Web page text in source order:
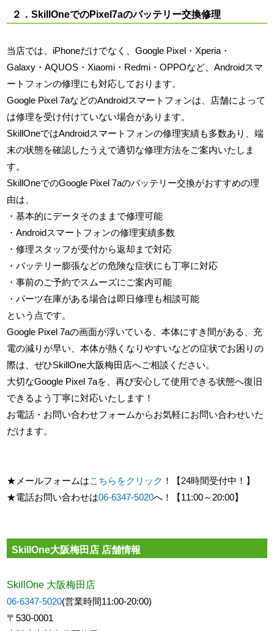
２．SkillOneでのPixel7aのバッテリー交換修理
当店では、iPhoneだけでなく、Google Pixel・Xperia・
Galaxy・AQUOS・Xiaomi・Redmi・OPPOなど、Androidスマ
ートフォンの修理にも対応しております。
Google Pixel 7aなどのAndroidスマートフォンは、店舗によって
は修理を受け付けていない場合があります。
SkillOneではAndroidスマートフォンの修理実績も多数あり、端
末の状態を確認したうえで適切な修理方法をご案内いたしま
す。
SkillOneでのGoogle Pixel 7aのバッテリー交換がおすすめの理
由は、
・基本的にデータそのままで修理可能
・Androidスマートフォンの修理実績多数
・修理スタッフが受付から返却まで対応
・バッテリー膨張などの危険な症状にも丁寧に対応
・事前のご予約でスムーズにご案内可能
・パーツ在庫がある場合は即日修理も相談可能
という点です。
Google Pixel 7aの画面が浮いている、本体にすき間がある、充
電の減りが早い、本体が熱くなりやすいなどの症状でお困りの
際は、ぜひSkillOne大阪梅田店へご相談ください。
大切なGoogle Pixel 7aを、再び安心して使用できる状態へ復旧
できるよう丁寧に対応いたします！
お電話・お問い合わせフォームからお気軽にお問い合わせいた
だけます。
★メールフォームはこちらをクリック ！【24時間受付中！】
★電話お問い合わせは06-6347-5020へ！【11:00～20:00】
SkillOne大阪梅田店 店舗情報
SkillOne 大阪梅田店
06-6347-5020(営業時間11:00-20:00)
〒530-0001